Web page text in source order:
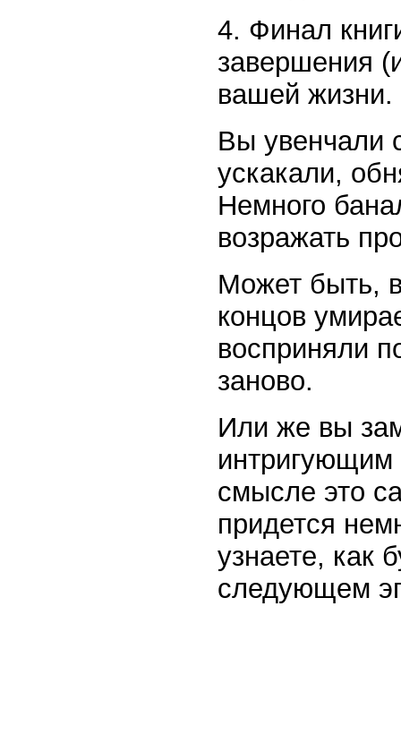
4. Финал
завершения
вашей жизни.
Вы увенчали
ускакали,
Немного
возражать
Может быть,
концов
восприняли
заново.
Или же вы
смысле это
придется
узнаете, как
следующем